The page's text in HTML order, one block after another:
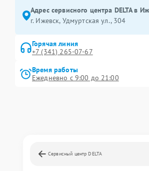
Адрес сервисного центра DELTA в
г. Ижевск, Удмуртская ул., 304
Горячая линия
+7 (341) 265-07-67
Время работы
Ежедневно с 9:00 до 21:00
Сервисный центр DELTA